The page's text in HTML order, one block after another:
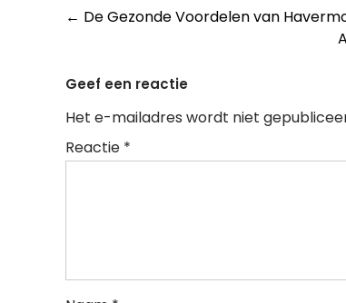
Post
← De Gezonde Voordelen van
Geef een reactie
Het e-mailadres wordt niet
Reactie *